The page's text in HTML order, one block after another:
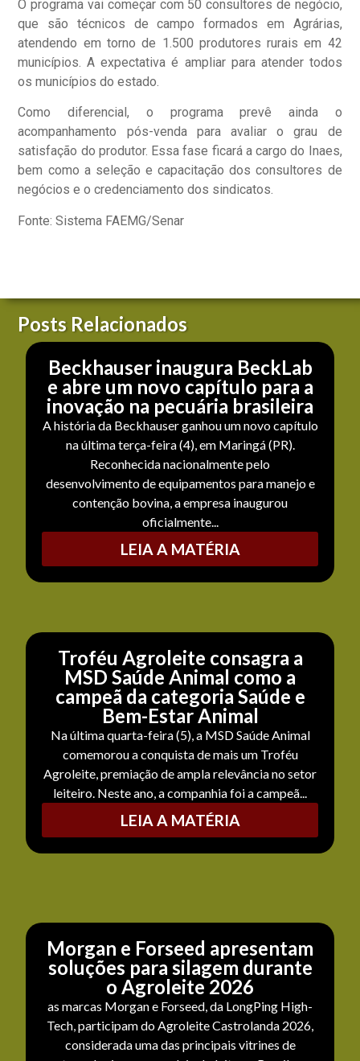
O programa vai começar com 50 consultores de negócio,
que são técnicos de campo formados em Agrárias,
atendendo em torno de 1.500 produtores rurais em 42
municípios. A expectativa é ampliar para atender todos
os municípios do estado.
Como diferencial, o programa prevê ainda o
acompanhamento pós-venda para avaliar o grau de
satisfação do produtor. Essa fase ficará a cargo do Inaes,
bem como a seleção e capacitação dos consultores de
negócios e o credenciamento dos sindicatos.
Fonte: Sistema FAEMG/Senar
Posts Relacionados
Beckhauser inaugura BeckLab
e abre um novo capítulo para a
inovação na pecuária brasileira
A história da Beckhauser ganhou um novo capítulo
na última terça-feira (4), em Maringá (PR).
Reconhecida nacionalmente pelo
desenvolvimento de equipamentos para manejo e
contenção bovina, a empresa inaugurou
oficialmente...
LEIA A MATÉRIA
Troféu Agroleite consagra a
MSD Saúde Animal como a
campeã da categoria Saúde e
Bem-Estar Animal
Na última quarta-feira (5), a MSD Saúde Animal
comemorou a conquista de mais um Troféu
Agroleite, premiação de ampla relevância no setor
leiteiro. Neste ano, a companhia foi a campeã...
LEIA A MATÉRIA
Morgan e Forseed apresentam
soluções para silagem durante
o Agroleite 2026
as marcas Morgan e Forseed, da LongPing High-
Tech, participam do Agroleite Castrolanda 2026,
considerada uma das principais vitrines de